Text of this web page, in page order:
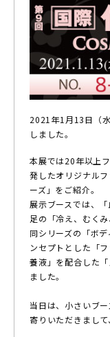
2021年1月13日（
しました。
本展では20年以上
発したオリジナル
ーズ」をご紹介。
展示ブースでは、
足の「冷え、むく
同シリーズの「ボ
ンセプトとした「
養液」を配合した
ました。
当日は、小さいブ
寄りいただきまし